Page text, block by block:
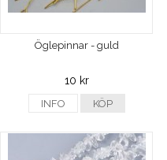
Öglepinnar - guld
10 kr
INFO KÖP